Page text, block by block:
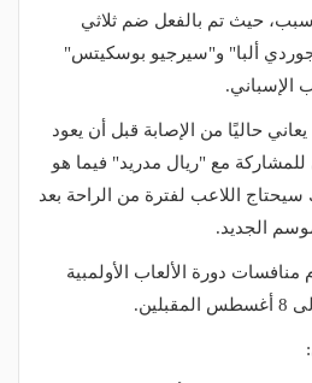
سبب، حيث تم بالفعل ضم ثلاثي
ألبا" و"سيرجيو بوسكيتس"
الإسباني.
حاليًا من الإصابة قبل أن يعود
للمشاركة مع "ريال مدريد" فيما هو
اللاعب لفترة من الراحة بعد
الجديد.
منافسات دورة الألعاب الأولمبية